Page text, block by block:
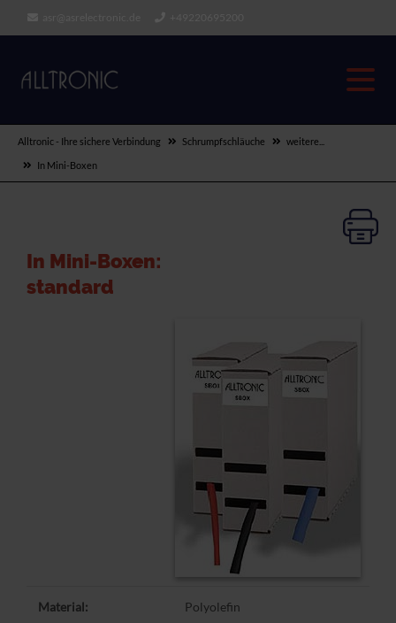
Alltronic - Ihre sichere Verbindung Schrumpfschläuche weitere...
In Mini-Boxen
In Mini-Boxen:
standard
Material: Polyolefin